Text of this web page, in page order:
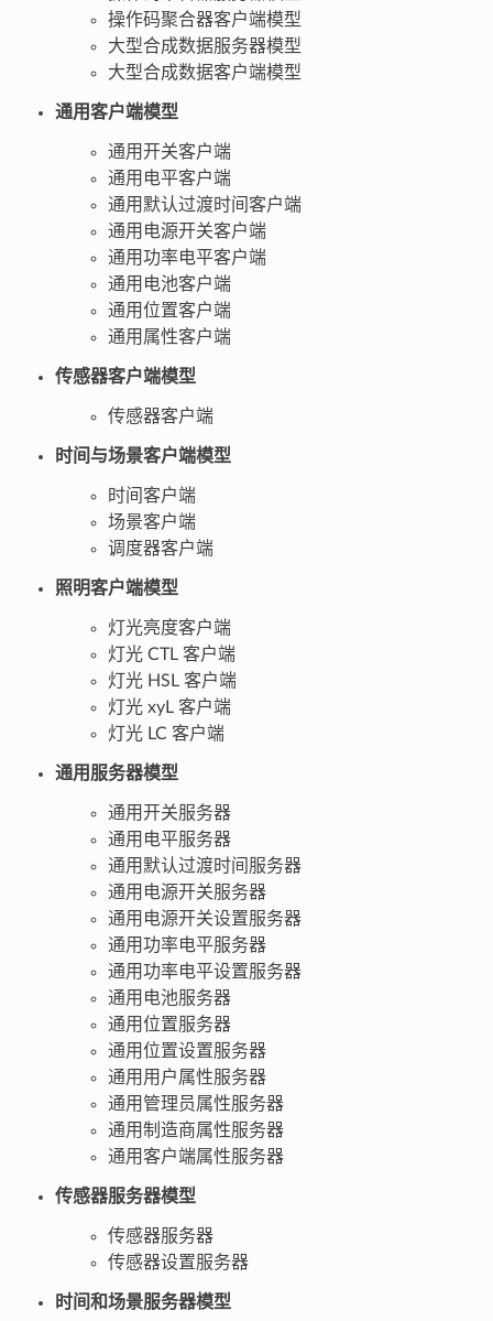
操作码聚合器客户端模型
大型合成数据服务器模型
大型合成数据客户端模型
通用客户端模型
通用开关客户端
通用电平客户端
通用默认过渡时间客户端
通用电源开关客户端
通用功率电平客户端
通用电池客户端
通用位置客户端
通用属性客户端
传感器客户端模型
传感器客户端
时间与场景客户端模型
时间客户端
场景客户端
调度器客户端
照明客户端模型
灯光亮度客户端
灯光 CTL 客户端
灯光 HSL 客户端
灯光 xyL 客户端
灯光 LC 客户端
通用服务器模型
通用开关服务器
通用电平服务器
通用默认过渡时间服务器
通用电源开关服务器
通用电源开关设置服务器
通用功率电平服务器
通用功率电平设置服务器
通用电池服务器
通用位置服务器
通用位置设置服务器
通用用户属性服务器
通用管理员属性服务器
通用制造商属性服务器
通用客户端属性服务器
传感器服务器模型
传感器服务器
传感器设置服务器
时间和场景服务器模型